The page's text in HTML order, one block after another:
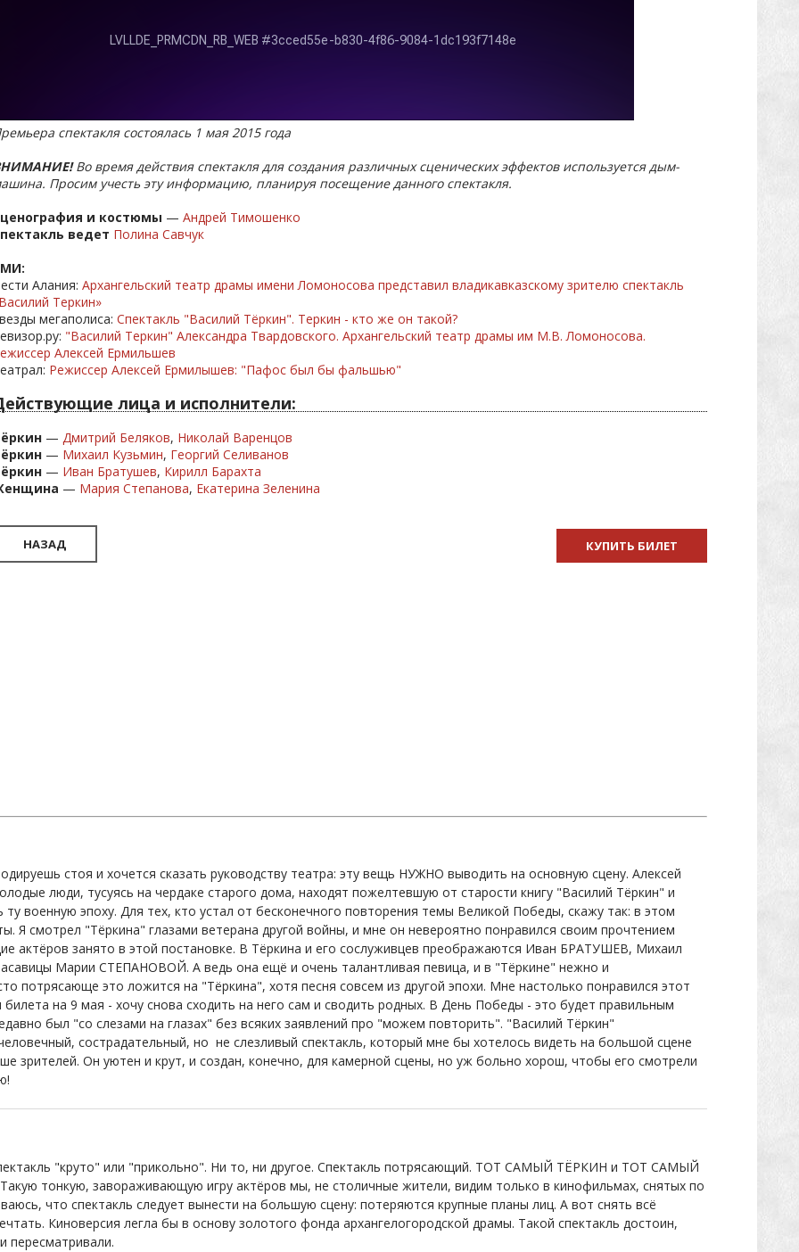
спектакля состоялась 1 мая 2015 года
Во время действия спектакля для создания различных сценических эффектов используется дым-
Просим учесть эту информацию, планируя посещение данного спектакля.
и костюмы — Андрей Тимошенко
ведет Полина Савчук
Алания: Архангельский театр драмы имени Ломоносова представил владикавказскому зрителю спектакль
Теркин»
мегаполиса: Спектакль "Василий Тёркин". Теркин - кто же он такой?
"Василий Теркин" Александра Твардовского. Архангельский театр драмы им М.В. Ломоносова.
Алексей Ермильшев
Режиссер Алексей Ермилышев: "Пафос был бы фальшью"
лица и исполнители:
— Дмитрий Беляков, Николай Варенцов
— Михаил Кузьмин, Георгий Селиванов
— Иван Братушев, Кирилл Барахта
— Мария Степанова, Екатерина Зеленина
НАЗАД КУПИТЬ БИЛЕТ
стоя и хочется сказать руководству театра: эту вещь НУЖНО выводить на основную сцену. Алексей
люди, тусуясь на чердаке старого дома, находят пожелтевшую от старости книгу "Василий Тёркин" и
военную эпоху. Для тех, кто устал от бесконечного повторения темы Великой Победы, скажу так: в этом
Я смотрел "Тёркина" глазами ветерана другой войны, и мне он невероятно понравился своим прочтением
актёров занято в этой постановке. В Тёркина и его сослуживцев преображаются Иван БРАТУШЕВ, Михаил
Марии СТЕПАНОВОЙ. А ведь она ещё и очень талантливая певица, и в "Тёркине" нежно и
потрясающе это ложится на "Тёркина", хотя песня совсем из другой эпохи. Мне настолько понравился этот
билета на 9 мая - хочу снова сходить на него сам и сводить родных. В День Победы - это будет правильным
был "со слезами на глазах" без всяких заявлений про "можем повторить". "Василий Тёркин"
сострадательный, но не слезливый спектакль, который мне бы хотелось видеть на большой сцене
зрителей. Он уютен и крут, и создан, конечно, для камерной сцены, но уж больно хорош, чтобы его смотрели
"круто" или "прикольно". Ни то, ни другое. Спектакль потрясающий. ТОТ САМЫЙ ТЁРКИН и ТОТ САМЫЙ
тонкую, завораживающую игру актёров мы, не столичные жители, видим только в кинофильмах, снятых по
что спектакль следует вынести на большую сцену: потеряются крупные планы лиц. А вот снять всё
Киноверсия легла бы в основу золотого фонда архангелогородской драмы. Такой спектакль достоин,
пересматривали.